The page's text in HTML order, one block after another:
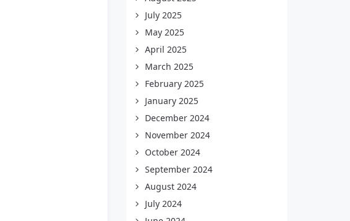
July 2025
May 2025
April 2025
March 2025
February 2025
January 2025
December 2024
November 2024
October 2024
September 2024
August 2024
July 2024